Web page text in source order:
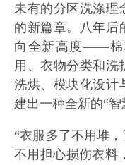
未有的分区洗涤理
的新篇章。八年后
向全新高度——棉
用、衣物分类和洗
洗烘、模块化设计
建出一种全新的“智
“衣服多了不用堆
不用担心损伤衣料